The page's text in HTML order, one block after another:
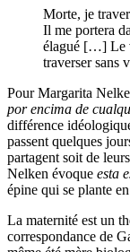
Morte, je
Il me portera
élagué […] Le
traverser sans
Pour Margarita
por encima de
différence
passent quelques
partagent soit de
Nelken évoque esta
épine qui se plante
La maternité est un
correspondance de